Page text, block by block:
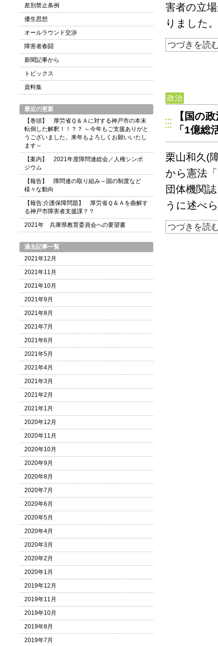
害者の立
りました
つづきを読
政治
【国の
「1億総
栗山和久(
から憲法
団体機関
うに述べ
つづきを読
差別禁止条例
優生思想
オールラウンド交渉
障害者春闘
新聞記事から
トピックス
資料集
最近の更新
【巻頭】 厚労省Ｑ＆Ａに対する神戸市の本末
転倒した解釈！！？？ ～今年もご支援ありがと
うございました。来年もよろしくお願いいたし
ます～
【案内】 2021年度障問連総会／人権シンポ
ジウム
【報告】 障問連の取り組み～国の制度など
様々な動向
【報告:介護保障問題】 厚労省Ｑ＆Ａを曲解す
る神戸市障害者支援課？？
2021年 兵庫県教育委員会への要望書
過去記事一覧
2021年12月
2021年11月
2021年10月
2021年9月
2021年8月
2021年7月
2021年6月
2021年5月
2021年4月
2021年3月
2021年2月
2021年1月
2020年12月
2020年11月
2020年10月
2020年9月
2020年8月
2020年7月
2020年6月
2020年5月
2020年4月
2020年3月
2020年2月
2020年1月
2019年12月
2019年11月
2019年10月
2019年8月
2019年7月